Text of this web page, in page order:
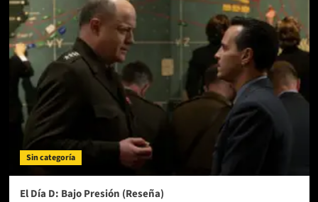
Sin categoría
El Día D: Bajo Presión (Reseña)